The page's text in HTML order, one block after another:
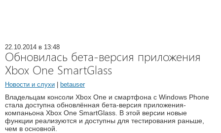
22.10.2014 в 13:48
Обновилась бета-версия приложения
Xbox One SmartGlass
Новости и слухи betauser
Владельцам консоли Xbox One и смартфона с Windows Phone
стала доступна обновлённая бета-версия приложения-
компаньона Xbox One SmartGlass. В этой версии новые
функции реализуются и доступны для тестирования раньше,
чем в основной.